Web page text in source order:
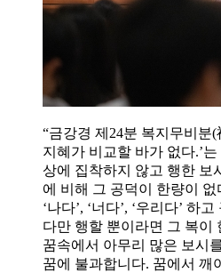
“금강경 제24분 복지무비분
지혜가 비교할 바가 없다.’
상에 집착하지 않고 행한 보
에 비해 그 공덕이 한량이
‘나다’, ‘너다’, ‘우리다’ 하
다만 행할 뿐이라면 그 복이
꿈속에서 아무리 많은 보시
꿈에 불과합니다. 꿈에서 깨